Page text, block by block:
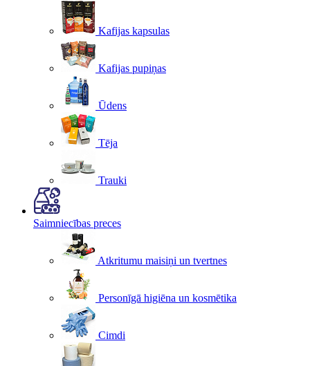
Kafijas kapsulas
Kafijas pupiņas
Ūdens
Tēja
Trauki
Saimniecības preces
Atkritumu maisiņi un tvertnes
Personīgā higiēna un kosmētika
Cimdi